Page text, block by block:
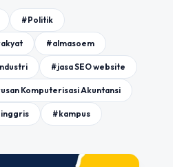
#Politik
#almasoem
#jasa SEO website
Komputerisasi Akuntansi
inggris #kampus